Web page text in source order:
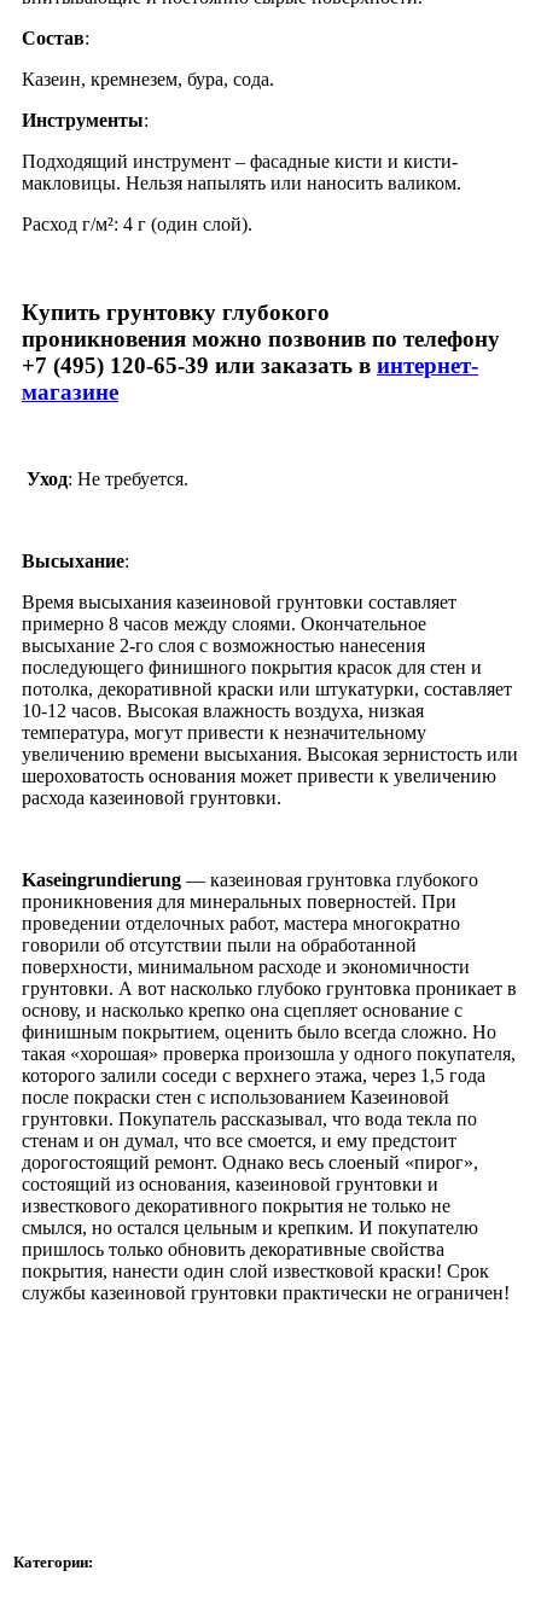
Состав:
Казеин, кремнезем, бура, сода.
Инструменты:
Подходящий инструмент – фасадные кисти и кисти-
макловицы. Нельзя напылять или наносить валиком.
Расход г/м²: 4 г (один слой).
Купить грунтовку глубокого
проникновения можно позвонив по телефону
+7 (495) 120-65-39 или заказать в интернет-
магазине
Уход: Не требуется.
Высыхание:
Время высыхания казеиновой грунтовки составляет
примерно 8 часов между слоями. Окончательное
высыхание 2-го слоя с возможностью нанесения
последующего финишного покрытия красок для стен и
потолка, декоративной краски или штукатурки, составляет
10-12 часов. Высокая влажность воздуха, низкая
температура, могут привести к незначительному
увеличению времени высыхания. Высокая зернистость или
шероховатость основания может привести к увеличению
расхода казеиновой грунтовки.
Kaseingrundierung — казеиновая грунтовка глубокого
проникновения для минеральных поверностей. При
проведении отделочных работ, мастера многократно
говорили об отсутствии пыли на обработанной
поверхности, минимальном расходе и экономичности
грунтовки. А вот насколько глубоко грунтовка проникает в
основу, и насколько крепко она сцепляет основание с
финишным покрытием, оценить было всегда сложно. Но
такая «хорошая» проверка произошла у одного покупателя,
которого залили соседи с верхнего этажа, через 1,5 года
после покраски стен с использованием Казеиновой
грунтовки. Покупатель рассказывал, что вода текла по
стенам и он думал, что все смоется, и ему предстоит
дорогостоящий ремонт. Однако весь слоеный «пирог»,
состоящий из основания, казеиновой грунтовки и
известкового декоративного покрытия не только не
смылся, но остался цельным и крепким. И покупателю
пришлось только обновить декоративные свойства
покрытия, нанести один слой известковой краски! Срок
службы казеиновой грунтовки практически не ограничен!
Категории: